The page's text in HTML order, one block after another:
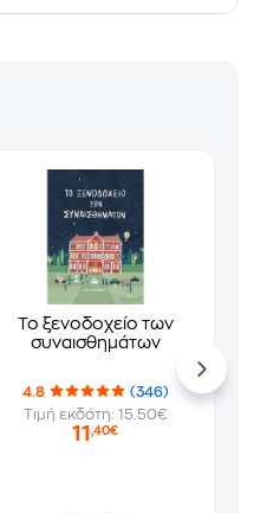
Το ξενοδοχείο των
συναισθημάτων
4.8
(346)
Τιμή εκδότη: 15.50€
11,40€